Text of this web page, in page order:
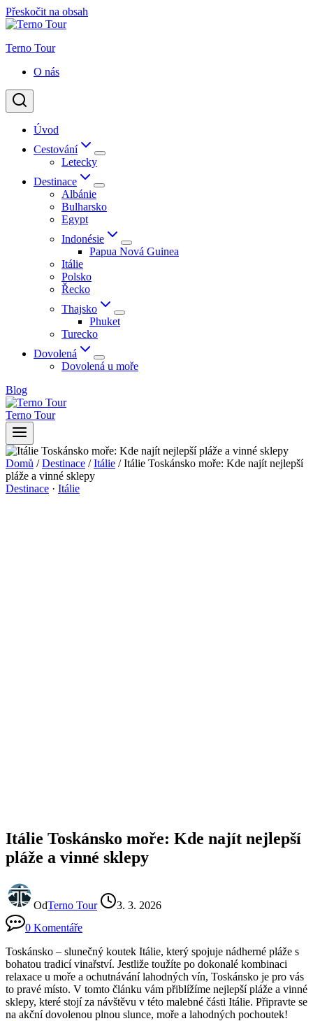
Přeskočit na obsah
Terno Tour
O nás
Úvod
Cestování
Letecky
Destinace
Albánie
Bulharsko
Egypt
Indonésie
Papua Nová Guinea
Itálie
Polsko
Řecko
Thajsko
Phuket
Turecko
Dovolená
Dovolená u moře
Blog
Terno Tour
Domů / Destinace / Itálie / Itálie Toskánsko moře: Kde najít nejlepší
pláže a vinné sklepy
Destinace · Itálie
Itálie Toskánsko moře: Kde najít nejlepší
pláže a vinné sklepy
OdTerno Tour
3. 3. 2026
0 Komentáře
Toskánsko – slunečný koutek Itálie, který spojuje nádherné pláže s
bohatou tradicí vinařství. Jestliže toužíte po dokonalé kombinaci
relaxace u moře a ochutnávání lahodných vín, Toskánsko je pro vás
to pravé místo. V tomto článku vám přiblížíme nejlepší pláže a vinné
sklepy, které stojí za návštěvu v této malebné části Itálie. Připravte se
na akční dovolenou plnou slunce, moře a lahodných pochoutek!